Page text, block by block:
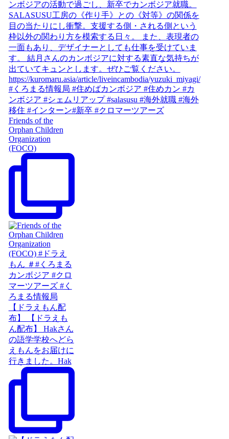
Friends of the
Orphan Children
Organization
(FOCO)
【ドラえもん配
布】 【ドラえも
ん配布】 Hakさん
の語学学校へどら
えもんをお届けに
行きました。Hak